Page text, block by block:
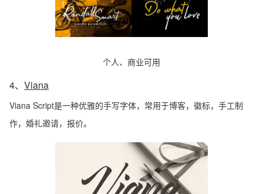
个人、商业可用
4、 Viana
Viana Script是一种优雅的手写字体，常用于博客，徽标，手工制
作，婚礼邀请，报价。